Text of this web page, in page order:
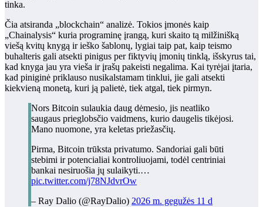
tinka.
Čia atsiranda „blockchain“ analizė. Tokios įmonės kaip
„Chainalysis“ kuria programinę įrangą, kuri skaito tą milžinišką
viešą kvitų knygą ir ieško šablonų, lygiai taip pat, kaip teismo
buhalteris gali atsekti pinigus per fiktyvių įmonių tinklą, išskyrus tai,
kad knyga jau yra vieša ir įrašų pakeisti negalima. Kai tyrėjai įtaria,
kad piniginė priklauso nusikalstamam tinklui, jie gali atsekti
kiekvieną monetą, kuri ją palietė, tiek atgal, tiek pirmyn.
Nors Bitcoin sulaukia daug dėmesio, jis neatliko
saugaus prieglobsčio vaidmens, kurio daugelis tikėjosi.
Mano nuomone, yra keletas priežasčių.
Pirma, Bitcoin trūksta privatumo. Sandoriai gali būti
stebimi ir potencialiai kontroliuojami, todėl centriniai
bankai nesiruošia jų sulaikyti.…
pic.twitter.com/j78NJdvrOw
– Ray Dalio (@RayDalio) 2026 m. gegužės 11 d